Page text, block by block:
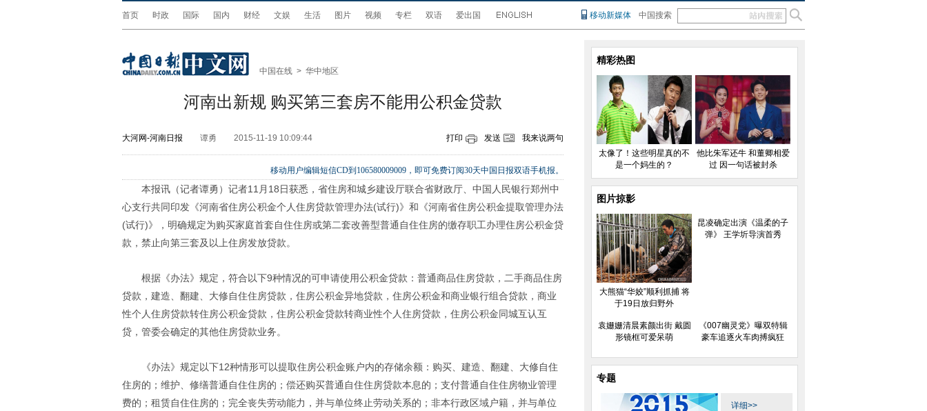
首页 时政 国际 国内 财经 文娱 生活 图片 视频 专栏 双语 爱出国 移动新媒体 中国搜索
中国在线 > 华中地区
河南出新规 购买第三套房不能用公积金贷款
大河网-河南日报 谭勇 2015-11-19 10:09:44 打印 发送 我来说两句
移动用户编辑短信CD到106580009009，即可免费订阅30天中国日报双语手机报。
本报讯（记者谭勇）记者11月18日获悉，省住房和城乡建设厅联合省财政厅、中国人民银行郑州中
心支行共同印发《河南省住房公积金个人住房贷款管理办法(试行)》和《河南省住房公积金提取管理办法
(试行)》，明确规定为购买家庭首套自住住房或第二套改善型普通自住住房的缴存职工办理住房公积金贷
款，禁止向第三套及以上住房发放贷款。
根据《办法》规定，符合以下9种情况的可申请使用公积金贷款：普通商品住房贷款，二手商品住房
贷款，建造、翻建、大修自住住房贷款，住房公积金异地贷款，住房公积金和商业银行组合贷款，商业
性个人住房贷款转住房公积金贷款，住房公积金贷款转商业性个人住房贷款，住房公积金同城互认互
贷，管委会确定的其他住房贷款业务。
《办法》规定以下12种情形可以提取住房公积金账户内的存储余额：购买、建造、翻建、大修自住
住房的；维护、修缮普通自住住房的；偿还购买普通自住住房贷款本息的；支付普通自住住房物业管理
费的；租赁自住住房的；完全丧失劳动能力，并与单位终止劳动关系的；非本行政区域户籍，并与单位
精彩热图
太像了！这些明星真的不
是一个妈生的？
他比朱军还牛 和董卿相爱
过 因一句话被封杀
图片掠影
大熊猫“华姣”顺利抓捕 将
于19日放归野外
昆凌确定出演《温柔的子
弹》 王学圻导演首秀
袁姗姗清晨素颜出街 戴圆
形镜框可爱呆萌
《007幽灵党》曝双特辑
豪车追逐火车肉搏疯狂
专题
详细>>